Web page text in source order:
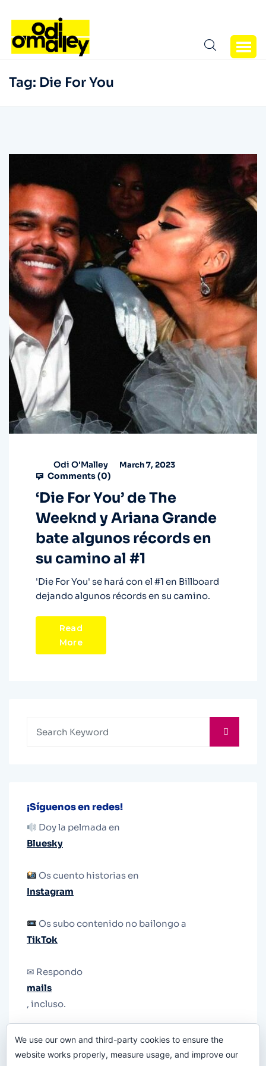
Tag: Die For You
Odi O'Malley March 7, 2023
Comments (0)
‘Die For You’ de The
Weeknd y Ariana Grande
bate algunos récords en
su camino al #1
'Die For You' se hará con el #1 en Billboard
dejando algunos récords en su camino.
Read
More
¡Síguenos en redes!
Doy la pelmada en
Bluesky
Os cuento historias en
Instagram
Os subo contenido no bailongo a
TikTok
✉ Respondo
mails
, incluso.
le quiten el teléfono.
We use our own and third-party cookies to ensure the
website works properly, measure usage, and improve our